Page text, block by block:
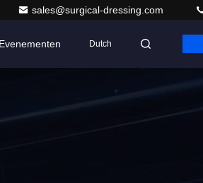
sales@surgical-dressing.com
Evenementen Dutch